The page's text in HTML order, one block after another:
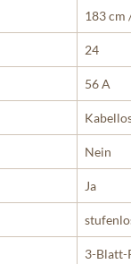
183 cm
24
56 A
Nein
Ja
3-Blatt-